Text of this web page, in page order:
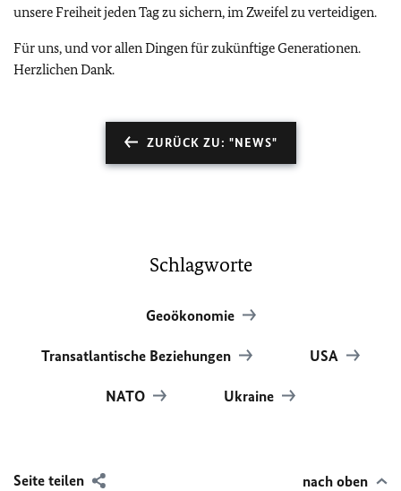
unsere Freiheit jeden Tag zu sichern, im Zweifel zu verteidigen.
Für uns, und vor allen Dingen für zukünftige Generationen.
Herzlichen Dank.
ZURÜCK ZU: "NEWS"
Schlagworte
Geoökonomie
Transatlantische Beziehungen USA
NATO Ukraine
Seite teilen nach oben